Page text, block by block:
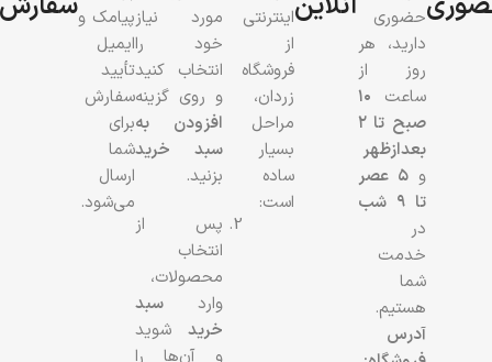
حضوری
دارید، هر
روز از
ساعت ۱۰
صبح تا ۲
بعدازظهر
و
۵ عصر
تا ۹ شب
در
خدمت
شما
هستیم.
آدرس
اینترنتی
از
فروشگاه
زردان،
مراحل
بسیار
ساده
است:
مورد نیاز
خود را
انتخاب کنید
و روی گزینه
افزودن به
سبد خرید
بزنید.
پس از
انتخاب
محصولات،
واردسبد
خرید شوید
و آن‌ها را
پیامک و
ایمیل
تأیید
سفارش
برای
شما
ارسال
می‌شود.